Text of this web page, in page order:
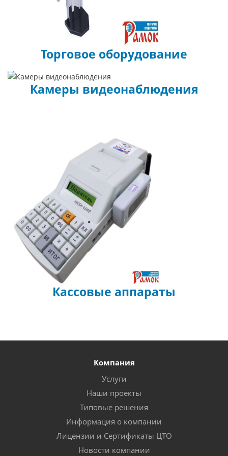
Торговое оборудование
Камеры видеонаблюдения
Кассовые аппараты
Компания
Услуги
Наши проекты
Типовые решения
Информация о компании
Лицензии и Сертификаты ЦТО
Новости компании